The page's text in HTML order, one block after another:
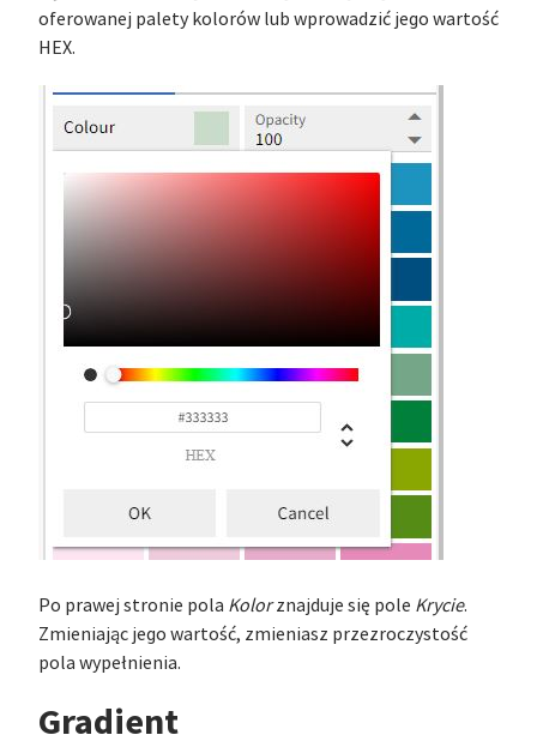
oferowanej palety kolorów lub wprowadzić jego wartość
HEX.
Po prawej stronie pola Kolorznajduje się pole Krycie.
Zmieniając jego wartość, zmieniasz przezroczystość
pola wypełnienia.
Gradient